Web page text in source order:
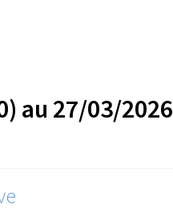
au 27/03/2026